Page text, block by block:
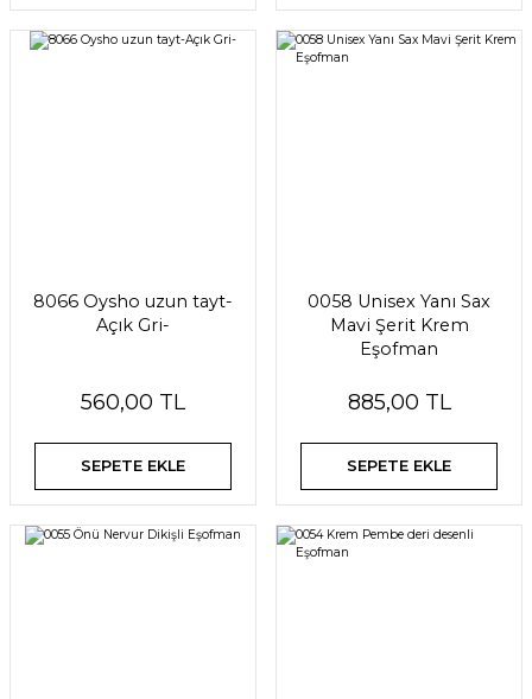
8066 Oysho uzun tayt-
Açık Gri-
560,00 TL
SEPETE EKLE
0058 Unisex Yanı Sax
Mavi Şerit Krem
Eşofman
885,00 TL
SEPETE EKLE